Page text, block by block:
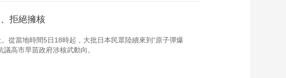
拒絕擁核
從當地時間5日18時起，大批日本民眾陸續來到“原子彈爆
高市早苗政府涉核武動向。